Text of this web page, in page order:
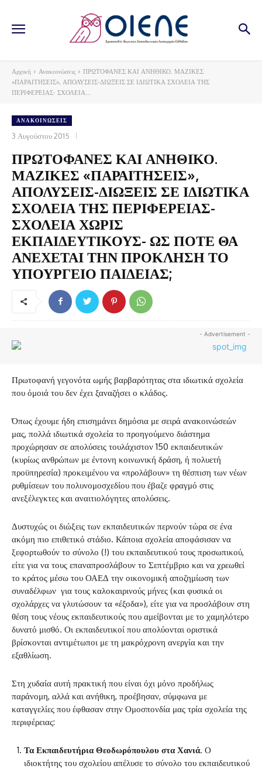
Αρχική Ανακοινώσεις
ΠΡΩΤΟΦΑΝΕΣ ΚΑΙ ΑΝΗΘΙΚΟ. ΜΑΖΙΚΕΣ
«ΠΑΡΑΙΤΗΣΕΙΣ», ΑΠΟΛΥΣΕΙΣ-ΔΙΩΞΕΙΣ ΣΕ ΙΔΙΩΤΙΚΑ ΣΧΟΛΕΙΑ ΤΗΣ
ΠΕΡΙΦΕΡΕΙΑΣ- ΣΧΟΛΕΙΑ...
ΑΝΑΚΟΙΝΏΣΕΙΣ
3 Αυγούστου 2015
ΠΡΩΤΟΦΑΝΕΣ ΚΑΙ ΑΝΗΘΙΚΟ.
ΜΑΖΙΚΕΣ «ΠΑΡΑΙΤΗΣΕΙΣ»,
ΑΠΟΛΥΣΕΙΣ-ΔΙΩΞΕΙΣ ΣΕ ΙΔΙΩΤΙΚΑ
ΣΧΟΛΕΙΑ ΤΗΣ ΠΕΡΙΦΕΡΕΙΑΣ-
ΣΧΟΛΕΙΑ ΧΩΡΙΣ
ΕΚΠΑΙΔΕΥΤΙΚΟΥΣ- ΩΣ ΠΟΤΕ ΘΑ
ΑΝΕΧΕΤΑΙ ΤΗΝ ΠΡΟΚΛΗΣΗ ΤΟ
ΥΠΟΥΡΓΕΙΟ ΠΑΙΔΕΙΑΣ;
- Advertisement -
Πρωτοφανή γεγονότα ωμής βαρβαρότητας στα ιδιωτικά σχολεία
που όμοιά του δεν έχει ξαναζήσει ο κλάδος.
Όπως έχουμε ήδη επισημάνει δημόσια με σειρά ανακοινώσεών
μας, πολλά ιδιωτικά σχολεία το προηγούμενο διάστημα
προχώρησαν σε απολύσεις τουλάχιστον 150 εκπαιδευτικών
(κυρίως ανθρώπων με έντονη κοινωνική δράση, ή πολυετή
προϋπηρεσία) προκειμένου να «προλάβουν» τη θέσπιση των νέων
ρυθμίσεων του πολυνομοσχεδίου που έβαζε φραγμό στις
ανεξέλεγκτες και αναιτιολόγητες απολύσεις.
Δυστυχώς οι διώξεις των εκπαιδευτικών περνούν τώρα σε ένα
ακόμη πιο επιθετικό στάδιο. Κάποια σχολεία αποφάσισαν να
ξεφορτωθούν το σύνολο (!) του εκπαιδευτικού τους προσωπικού,
είτε για να τους επαναπροσλάβουν το Σεπτέμβριο και να χρεωθεί
το κράτος μέσω του ΟΑΕΔ την οικονομική αποζημίωση των
συναδέλφων για τους καλοκαιρινούς μήνες (και φυσικά οι
σχολάρχες να γλυτώσουν τα «έξοδα»), είτε για να προσλάβουν στη
θέση τους νέους εκπαιδευτικούς που αμείβονται με το χαμηλότερο
δυνατό μισθό. Οι εκπαιδευτικοί που απολύονται οριστικά
βρίσκονται αντιμέτωποι με τη μακρόχρονη ανεργία και την
εξαθλίωση.
Στη χυδαία αυτή πρακτική που είναι όχι μόνο προδήλως
παράνομη, αλλά και ανήθικη, προέβησαν, σύμφωνα με
καταγγελίες που έφθασαν στην Ομοσπονδία μας τρία σχολεία της
περιφέρειας:
Τα Εκπαιδευτήρια Θεοδωρόπουλου στα Χανιά. Ο
ιδιοκτήτης του σχολείου απέλυσε το σύνολο του εκπαιδευτικού